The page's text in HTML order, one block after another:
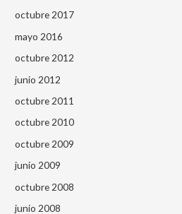
octubre 2017
mayo 2016
octubre 2012
junio 2012
octubre 2011
octubre 2010
octubre 2009
junio 2009
octubre 2008
junio 2008